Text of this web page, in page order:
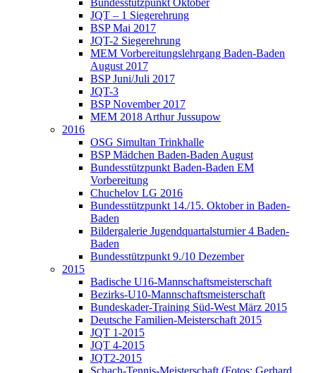
Bundesstützpunkt Oktober
JQT – 1 Siegerehrung
BSP Mai 2017
JQT-2 Siegerehrung
MEM Vorbereitungslehrgang Baden-Baden
August 2017
BSP Juni/Juli 2017
JQT-3
BSP November 2017
MEM 2018 Arthur Jussupow
2016
OSG Simultan Trinkhalle
BSP Mädchen Baden-Baden August
Bundesstützpunkt Baden-Baden EM
Vorbereitung
Chuchelov LG 2016
Bundesstützpunkt 14./15. Oktober in Baden-
Baden
Bildergalerie Jugendquartalsturnier 4 Baden-
Baden
Bundesstützpunkt 9./10 Dezember
2015
Badische U16-Mannschaftsmeisterschaft
Bezirks-U10-Mannschaftsmeisterschaft
Bundeskader-Training Süd-West März 2015
Deutsche Familien-Meisterschaft 2015
JQT 1-2015
JQT 4-2015
JQT2-2015
Schach-Tennis-Meisterschaft (Fotos: Gerhard